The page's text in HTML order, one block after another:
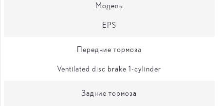
Модель
EPS
Передние тормоза
Ventilated disc brake 1-cylinder
Задние тормоза